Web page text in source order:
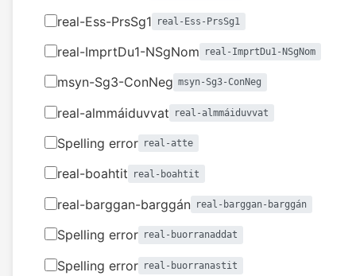
real-Ess-PrsSg1 real-Ess-PrsSg1
real-ImprtDu1-NSgNom real-ImprtDu1-NSgNom
msyn-Sg3-ConNeg msyn-Sg3-ConNeg
real-almmáiduvvat real-almmáiduvvat
Spelling error real-atte
real-boahtit real-boahtit
real-barggan-barggán real-barggan-barggán
Spelling error real-buorranaddat
Spelling error real-buorranastit